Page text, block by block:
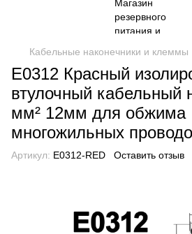
Кабельные наконечники и клеммы
E0312 Красный
втулочный кабельный
мм² 12мм для обжима
многожильных
Артикул: E0312-RED Оставить отзыв